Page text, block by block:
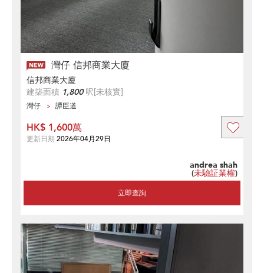
灣仔 信邦商業大廈
信邦商業大廈
建築面積 1,800呎[未核實]
灣仔 譚臣道
立即查詢
andrea shah
(未驗証業權)
HK$ 1,600萬
更新日期 2026年04月29日